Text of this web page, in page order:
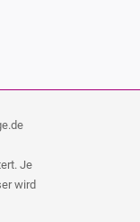
Je
wird